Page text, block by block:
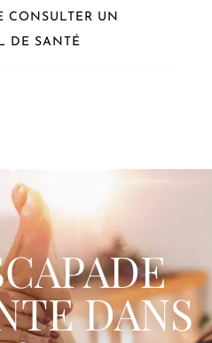
CONSULTER UN
DE SANTÉ
DANS